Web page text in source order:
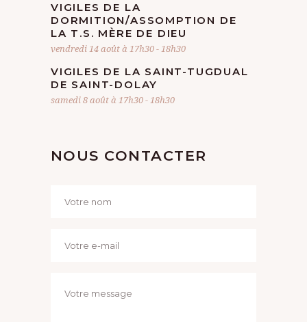
VIGILES DE LA
DORMITION/ASSOMPTION DE
LA T.S. MÈRE DE DIEU
vendredi 14 août à 17h30-18h30
VIGILES DE LA SAINT-TUGDUAL
DE SAINT-DOLAY
samedi 8 août à 17h30-18h30
NOUS CONTACTER